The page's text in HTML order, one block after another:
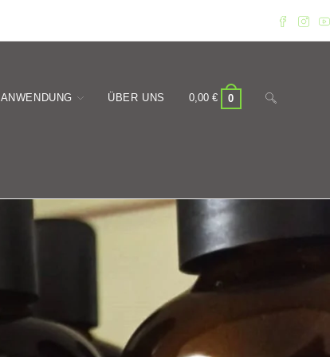
ANWENDUNG ÜBER UNS 0,00 € 0 Website-